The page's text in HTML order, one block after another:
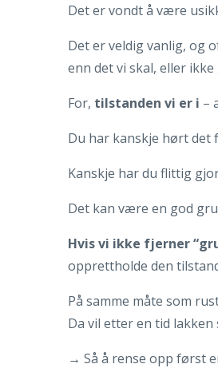
Det er vondt å være
Det er veldig vanlig, og
enn det vi skal, eller
For, tilstanden vi er i –
Du har kanskje hørt
‎‎Kanskje har du flittig
‎‎‎Det kan være en god
‎‎‎Hvis vi ikke fjerner
opprettholde den
‎‎‎På samme måte som
Da vil etter en tid
‎‎‎→ Så å rense opp først